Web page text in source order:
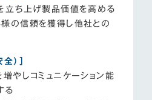
立ち上げ製品価値を高める
の信頼を獲得し他社との
）］
増やしコミュニケーション能
る